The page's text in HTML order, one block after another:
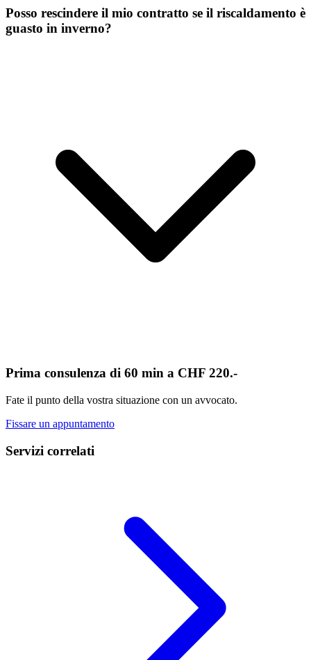
Posso rescindere il mio contratto se il riscaldamento è
guasto in inverno?
Prima consulenza di 60 min a CHF 220.-
Fate il punto della vostra situazione con un avvocato.
Fissare un appuntamento
Servizi correlati